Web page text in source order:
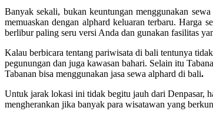
Banyak sekali, bukan keuntungan menggunakan
memuaskan dengan alphard keluaran terbaru. Harga
berlibur paling seru versi Anda dan gunakan fasilitas
Kalau berbicara tentang pariwisata di bali tentunya
pegunungan dan juga kawasan bahari. Selain itu
Tabanan bisa menggunakan jasa sewa alphard di bali.
Untuk jarak lokasi ini tidak begitu jauh dari Denpasar,
mengherankan jika banyak para wisatawan yang